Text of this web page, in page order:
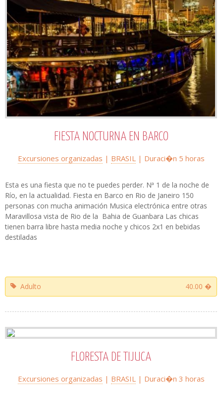
FIESTA NOCTURNA EN BARCO
Excursiones organizadas | BRASIL| Duraci�n 5 horas
Esta es una fiesta que no te puedes perder. Nª 1 de la noche de
Río, en la actualidad. Fiesta en Barco en Rio de Janeiro 150
personas con mucha animación Musica electrónica entre otras
Maravillosa vista de Rio de la Bahia de Guanbara Las chicas
tienen barra libre hasta media noche y chicos 2x1 en bebidas
destiladas
Adulto 40.00 �
FLORESTA DE TIJUCA
Excursiones organizadas | BRASIL| Duraci�n 3 horas